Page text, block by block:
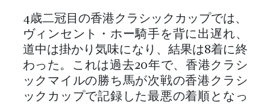
4歳二冠目の香港クラシックカップでは、
ヴィンセント・ホー騎手を背に出遅れ、
道中は掛かり気味になり、結果は8着に終
わった。これは過去20年で、香港クラシ
ックマイルの勝ち馬が次戦の香港クラシ
ックカップで記録した最悪の着順となっ